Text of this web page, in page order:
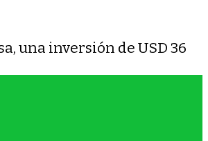
una inversión de USD 36